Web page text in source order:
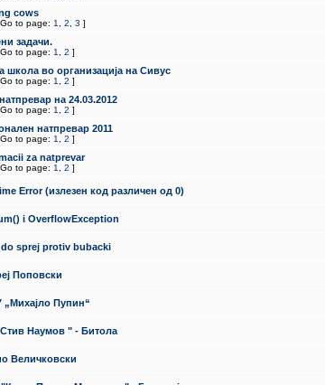
cows
Go to page: 1 2 3 ]
задачи.
Go to page: 1 2 ]
школа во организација на Сивус
Go to page: 1 2 ]
на 24.03.2012
Go to page: 1 2 ]
натпревар 2011
Go to page: 1 2 ]
za natprevar
Go to page: 1 2 ]
Error (излезен код различен од 0)
i OverflowException
sprej protiv bubacki
Поповски
„Михајло Пупин“
Наумов " - Битола
Величковски